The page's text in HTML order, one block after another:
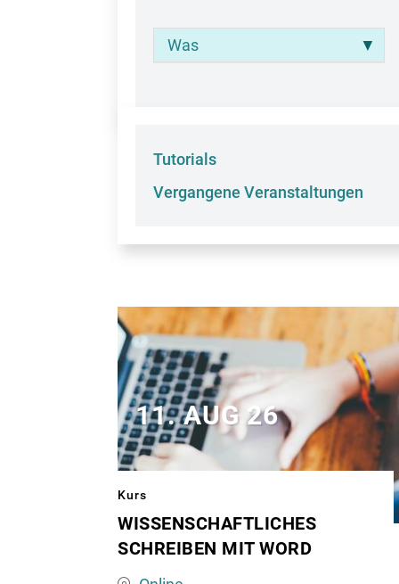
Was
Tutorials
Vergangene Veranstaltungen
11. AUG 26
Frau
Kurs
WISSENSCHAFTLICHES
SCHREIBEN MIT WORD